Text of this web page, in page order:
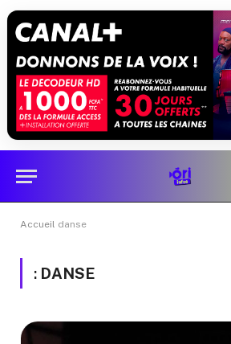
Accueil danse
: DANSE